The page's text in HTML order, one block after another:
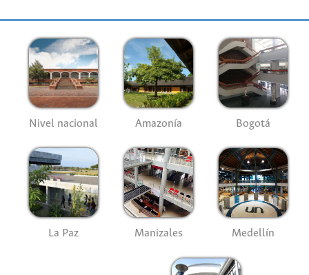
Nivel nacional Amazonía Bogotá
La Paz Manizales Medellín